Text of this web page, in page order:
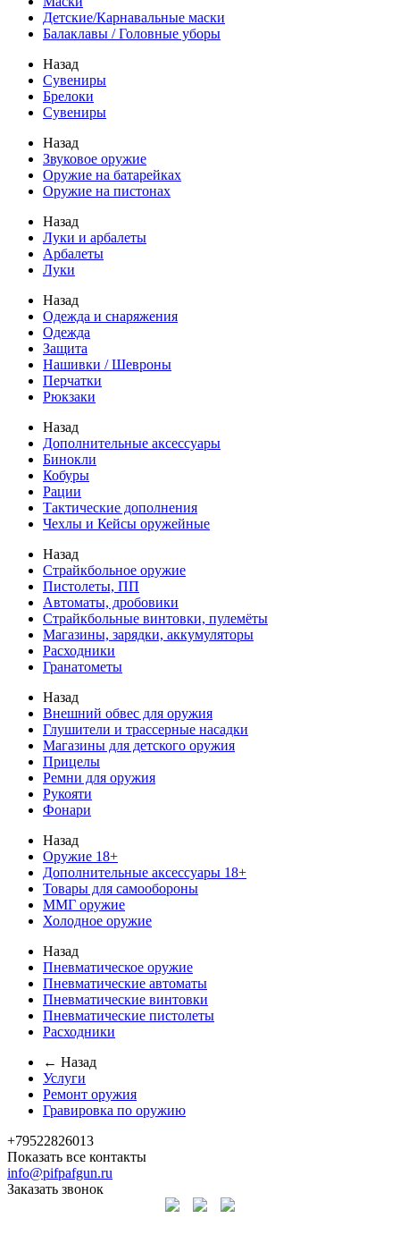
Детские/Карнавальные маски
Балаклавы / Головные уборы
Назад
Сувениры
Брелоки
Сувениры
Назад
Звуковое оружие
Оружие на батарейках
Оружие на пистонах
Назад
Луки и арбалеты
Арбалеты
Луки
Назад
Одежда и снаряжения
Одежда
Защита
Нашивки / Шевроны
Перчатки
Рюкзаки
Назад
Дополнительные аксессуары
Бинокли
Кобуры
Рации
Тактические дополнения
Чехлы и Кейсы оружейные
Назад
Страйкбольное оружие
Пистолеты, ПП
Автоматы, дробовики
Страйкбольные винтовки, пулемёты
Магазины, зарядки, аккумуляторы
Расходники
Гранатометы
Назад
Внешний обвес для оружия
Глушители и трассерные насадки
Магазины для детского оружия
Прицелы
Ремни для оружия
Рукояти
Фонари
Назад
Оружие 18+
Дополнительные аксессуары 18+
Товары для самообороны
ММГ оружие
Холодное оружие
Назад
Пневматическое оружие
Пневматические автоматы
Пневматические винтовки
Пневматические пистолеты
Расходники
← Назад
Услуги
Ремонт оружия
Гравировка по оружию
+79522826013
Показать все контакты
info@pifpafgun.ru
Заказать звонок